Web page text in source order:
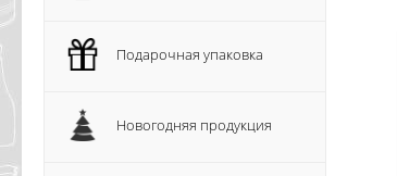
Подарочная упаковка
Новогодняя продукция